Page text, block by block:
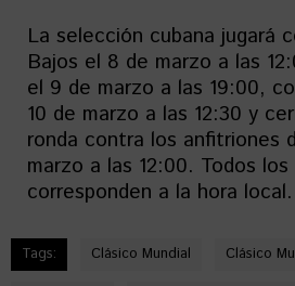
La selección cubana jugará
Bajos el 8 de marzo a las
el 9 de marzo a las 19:00,
10 de marzo a las 12:30 y
ronda contra los anfitriones
marzo a las 12:00. Todos los
corresponden a la hora local.
Tags: Clásico Mundial Clásico